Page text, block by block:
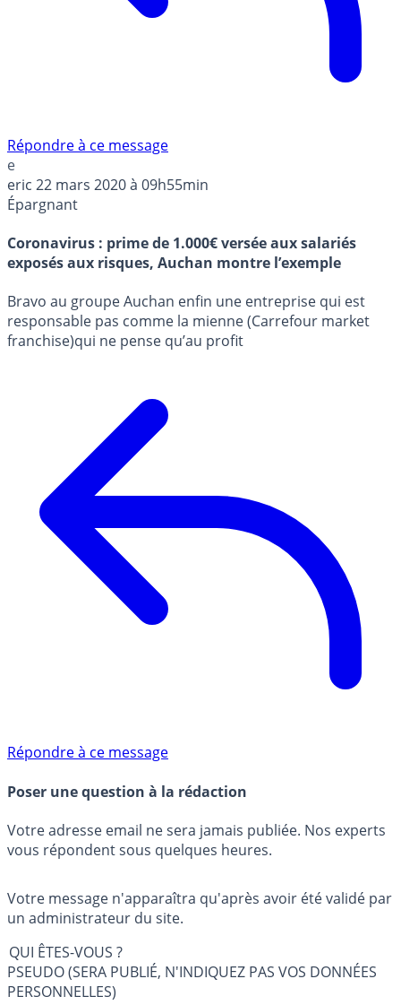
Répondre à ce message
e
eric 22 mars 2020 à 09h55min
Épargnant
Coronavirus : prime de 1.000€ versée aux salariés
exposés aux risques, Auchan montre l’exemple
Bravo au groupe Auchan enfin une entreprise qui est
responsable pas comme la mienne (Carrefour market
franchise)qui ne pense qu’au profit
Répondre à ce message
Poser une question à la rédaction
Votre adresse email ne sera jamais publiée. Nos experts
vous répondent sous quelques heures.
Votre message n'apparaîtra qu'après avoir été validé par
un administrateur du site.
QUI ÊTES-VOUS ?
PSEUDO (SERA PUBLIÉ, N'INDIQUEZ PAS VOS DONNÉES
PERSONNELLES)